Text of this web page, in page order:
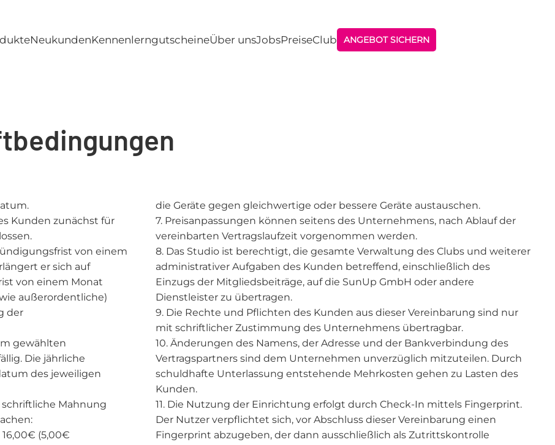
NeukundenKennenlerngutscheineÜber unsJobsPreiseClub ANGEBOT SICHERN
Kunden zunächst für
von einem
er sich auf
von einem Monat
außerordentliche)
der
gewählten
Die jährliche
des jeweiligen
Mahnung
(5,00€
die Geräte gegen gleichwertige oder bessere Geräte austauschen.
7. Preisanpassungen können seitens des Unternehmens, nach Ablauf der
vereinbarten Vertragslaufzeit vorgenommen werden.
8. Das Studio ist berechtigt, die gesamte Verwaltung des Clubs und weiterer
administrativer Aufgaben des Kunden betreffend, einschließlich des
Einzugs der Mitgliedsbeiträge, auf die SunUp GmbH oder andere
Dienstleister zu übertragen.
9. Die Rechte und Pflichten des Kunden aus dieser Vereinbarung sind nur
mit schriftlicher Zustimmung des Unternehmens übertragbar.
10. Änderungen des Namens, der Adresse und der Bankverbindung des
Vertragspartners sind dem Unternehmen unverzüglich mitzuteilen. Durch
schuldhafte Unterlassung entstehende Mehrkosten gehen zu Lasten des
Kunden.
11. Die Nutzung der Einrichtung erfolgt durch Check-In mittels Fingerprint.
Der Nutzer verpflichtet sich, vor Abschluss dieser Vereinbarung einen
Fingerprint abzugeben, der dann ausschließlich als Zutrittskontrolle